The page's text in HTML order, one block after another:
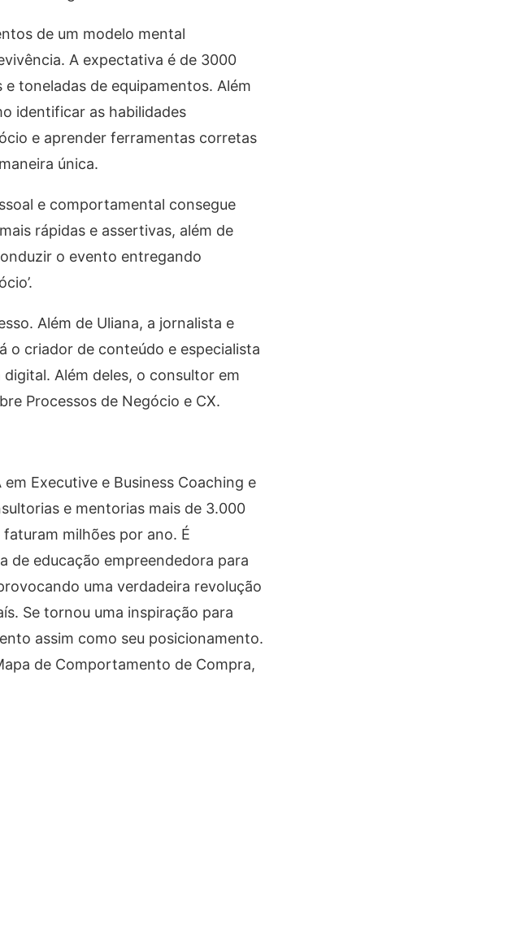
de um modelo mental
A expectativa é de 3000
toneladas de equipamentos. Além
identificar as habilidades
e aprender ferramentas corretas
única.
e comportamental consegue
rápidas e assertivas, além de
o evento entregando
Além de Uliana, a jornalista e
o criador de conteúdo e especialista
Além deles, o consultor em
Processos de Negócio e CX.
Executive e Business Coaching e
e mentorias mais de 3.000
milhões por ano. É
de educação empreendedora para
uma verdadeira revolução
Se tornou uma inspiração para
assim como seu posicionamento.
de Comportamento de Compra,